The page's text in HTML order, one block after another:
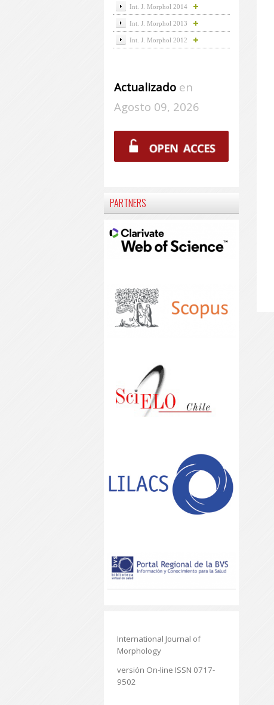
Int. J. Morphol 2014
Int. J. Morphol 2013
Int. J. Morphol 2012
Actualizadoen
Agosto 09, 2026
PARTNERS
International Journal of
Morphology
versión On-line ISSN 0717-
9502